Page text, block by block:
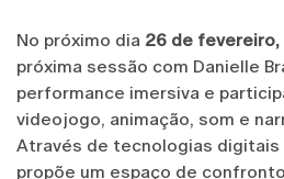
No próximo dia 26 de fevereiro,
próxima sessão com Danielle
performance imersiva e
videojogo, animação, som e
Através de tecnologias
propõe um espaço de